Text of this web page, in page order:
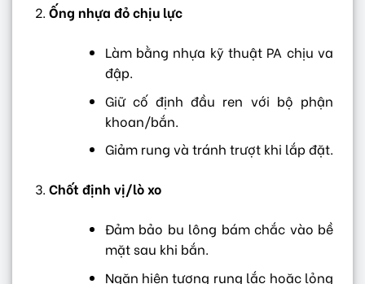
Ống nhựa đỏ chịu lực
Làm bằng nhựa kỹ thuật PA chịu va
đập.
Giữ cố định đầu ren với bộ phận
khoan/bắn.
Giảm rung và tránh trượt khi lắp đặt.
Chốt định vị/lò xo
Đảm bảo bu lông bám chắc vào bề
mặt sau khi bắn.
Ngăn hiện tượng rung lắc hoặc lỏng